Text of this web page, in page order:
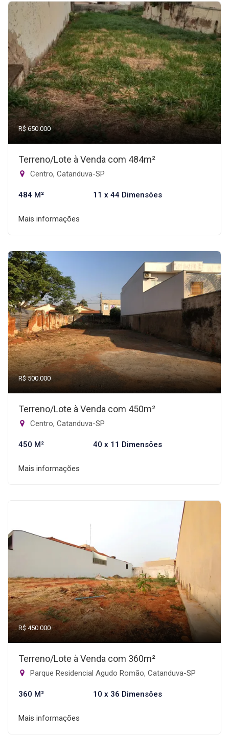
R$ 650.000
Terreno/Lote à Venda com 484m²
Centro, Catanduva-SP
484 M² 11 x 44 Dimensões
Mais informações
R$ 500.000
Terreno/Lote à Venda com 450m²
Centro, Catanduva-SP
450 M² 40 x 11 Dimensões
Mais informações
R$ 450.000
Terreno/Lote à Venda com 360m²
Parque Residencial Agudo Romão, Catanduva-SP
360 M² 10 x 36 Dimensões
Mais informações